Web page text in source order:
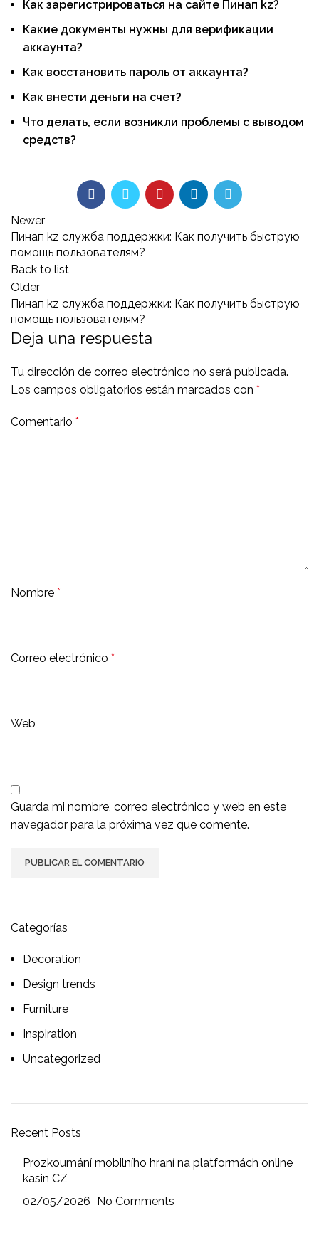
Как зарегистрироваться на сайте Пинап kz?
Какие документы нужны для верификации
аккаунта?
Как восстановить пароль от аккаунта?
Как внести деньги на счет?
Что делать, если возникли проблемы с выводом
средств?
Newer
Пинап kz служба поддержки: Как получить быструю
помощь пользователям?
Back to list
Older
Пинап kz служба поддержки: Как получить быструю
помощь пользователям?
Deja una respuesta
Tu dirección de correo electrónico no será publicada.
Los campos obligatorios están marcados con *
Comentario *
Nombre *
Correo electrónico *
Web
Guarda mi nombre, correo electrónico y web en este
navegador para la próxima vez que comente.
Categorías
Decoration
Design trends
Furniture
Inspiration
Uncategorized
Recent Posts
Prozkoumání mobilního hraní na platformách online
kasin CZ
02/05/2026 No Comments